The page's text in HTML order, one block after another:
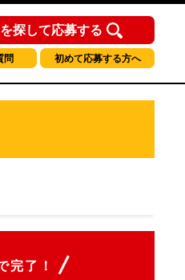
探して応募する
問 初めて応募する方へ
完了！